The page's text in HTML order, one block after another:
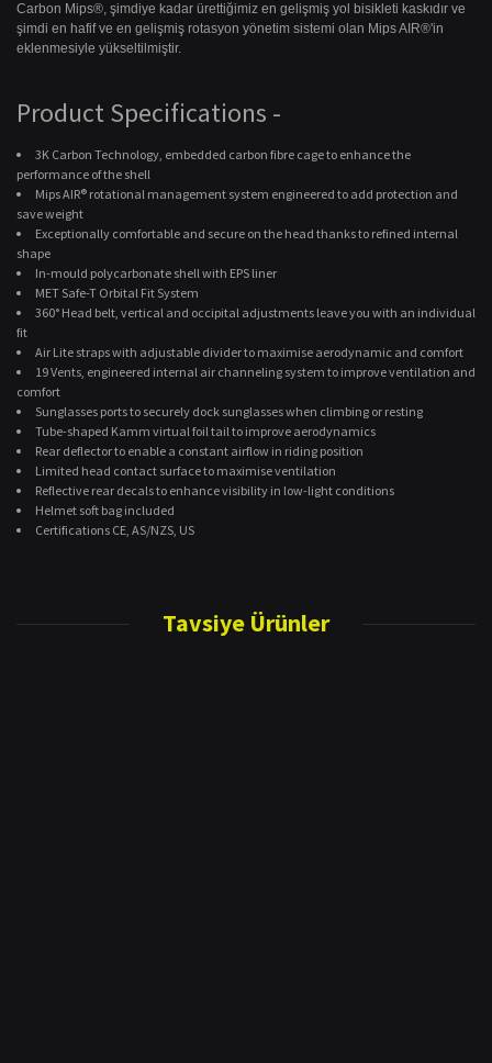
Carbon Mips®, şimdiye kadar ürettiğimiz en gelişmiş yol bisikleti kaskıdır ve
şimdi en hafif ve en gelişmiş rotasyon yönetim sistemi olan Mips AIR®'in
eklenmesiyle yükseltilmiştir.
Product Specifications -
3K Carbon Technology, embedded carbon fibre cage to enhance the
performance of the shell
Mips AIR® rotational management system engineered to add protection and
save weight
Exceptionally comfortable and secure on the head thanks to refined internal
shape
In-mould polycarbonate shell with EPS liner
MET Safe-T Orbital Fit System
360° Head belt, vertical and occipital adjustments leave you with an individual
fit
Air Lite straps with adjustable divider to maximise aerodynamic and comfort
19 Vents, engineered internal air channeling system to improve ventilation and
comfort
Sunglasses ports to securely dock sunglasses when climbing or resting
Tube-shaped Kamm virtual foil tail to improve aerodynamics
Rear deflector to enable a constant airflow in riding position
Limited head contact surface to maximise ventilation
Reflective rear decals to enhance visibility in low-light conditions
Helmet soft bag included
Certifications CE, AS/NZS, US
Bu ürüne ilk yorumu siz yapın!
Tavsiye Ürünler